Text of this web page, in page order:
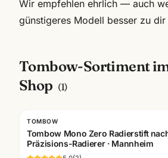
Wir empfehlen ehrlich — auch
günstigeres Modell besser zu dir
Tombow-Sortiment
Shop (1)
TOMBOW
Tombow Mono Zero Radierstift
Präzisions-Radierer · Mannheim